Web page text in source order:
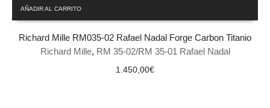
AÑADIR AL CARRITO
Richard Mille RM035-02 Rafael Nadal Forge Carbon Titanio
Richard Mille, RM 35-02/RM 35-01 Rafael Nadal
1.450,00€